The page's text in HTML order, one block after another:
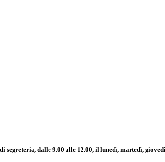
segreteria, dalle 9.00 alle 12.00, il lunedì, martedì,